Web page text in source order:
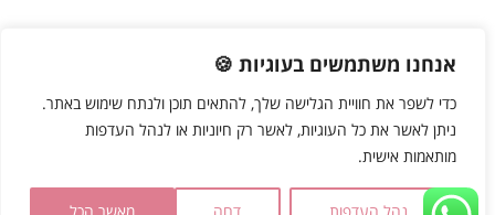
אנחנו משתמשים בעוגיות 🍪
כדי לשפר את חוויית הגלישה שלך, להתאים תוכן ולנתח שימוש באתר.
ניתן לאשר את כל העוגיות, לאשר רק חיוניות או לנהל העדפות
מותאמות אישית.